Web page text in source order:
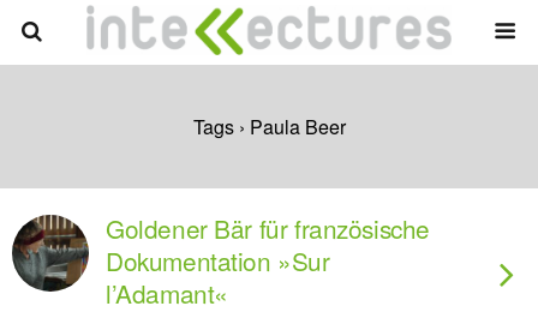
Tags › Paula Beer
Goldener Bär für französische
Dokumentation »Sur
l’Adamant«